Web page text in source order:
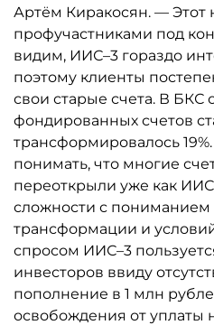
Артём Киракосян. — Этот
профучастниками под
видим, ИИС–3 гораздо
поэтому клиенты
свои старые счета. В БКС
фондированных счетов
трансформировалось
понимать, что многие
переоткрыли уже как
сложности с пониманием
трансформации и
спросом ИИС–3
инвесторов ввиду
пополнение в 1 млн
освобождения от уплаты